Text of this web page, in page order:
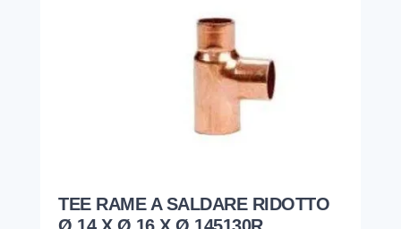
TEE RAME A SALDARE RIDOTTO
Ø 14 X Ø 16 X Ø 145130R